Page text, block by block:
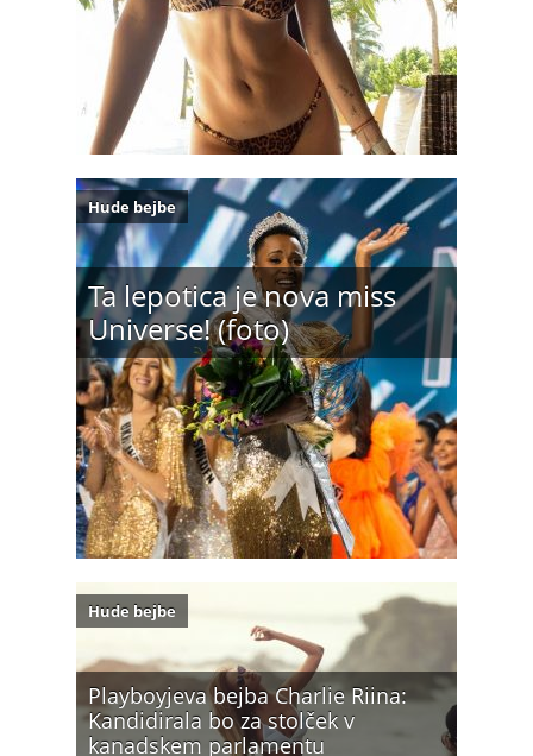
Ta lepotica je nova miss
Universe! (foto)
Hude bejbe
Playboyjeva bejba Charlie Riina:
Kandidirala bo za stolček v
kanadskem parlamentu
Hude bejbe